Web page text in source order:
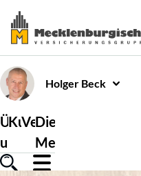
Holger Beck
Über
uns
Kundenservice
Versicherungen
Die
Mecklenburgische